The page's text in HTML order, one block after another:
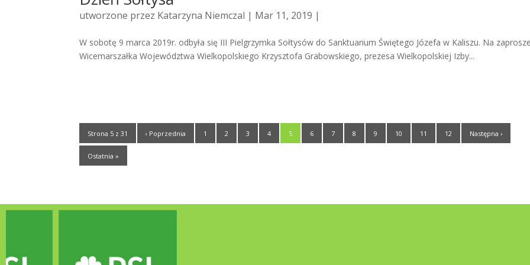
utworzone przez Katarzyna Niemczal | Mar 11, 2019 |
W sobotę 9 marca 2019r. odbyła się III Pielgrzymka Sołtysów do Sanktuarium Świętego Józefa w Kaliszu. Na
Wicemarszałka Województwa Wielkopolskiego Krzysztofa Grabowskiego, prezesa Wielkopolskiej Izby...
Strona 5 z 31 ‹ Poprzednia 1 2 3 4 5 6 7 8 9 10 11 12 Następna ›
Ostatnia »